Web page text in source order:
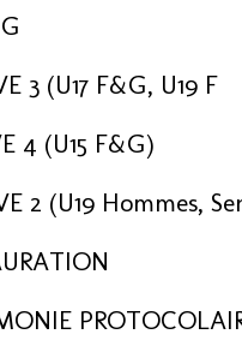
3 (U17 F&G, U19 F
4 (U15 F&G)
2 (U19 Hommes,